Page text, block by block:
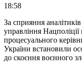
18:58
За сприяння
управління Нацполіції
процесуального
України встановили
до скоєння воєнного